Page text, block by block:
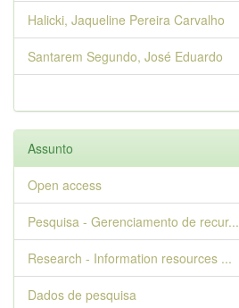
Halicki, Jaqueline Pereira Carvalho
Santarem Segundo, José Eduardo
Assunto
Open access
Pesquisa - Gerenciamento de recur...
Research - Information resources ...
Dados de pesquisa